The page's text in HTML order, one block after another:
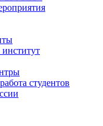
студентов